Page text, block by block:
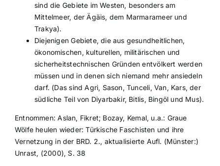
sind die Gebiete im Westen, besonders am
Mittelmeer, der Ägäis, dem Marmarameer und
Trakya).
Diejenigen Gebiete, die aus gesundheitlichen,
ökonomischen, kulturellen, militärischen und
sicherheitstechnischen Gründen entvölkert werden
müssen und in denen sich niemand mehr ansiedeln
darf. (Das sind Agri, Sason, Tunceli, Van, Kars, der
südliche Teil von Diyarbakir, Bitlis, Bingöl und Mus).
Entnommen: Aslan, Fikret; Bozay, Kemal, u.a.: Graue
Wölfe heulen wieder: Türkische Faschisten und ihre
Vernetzung in der BRD. 2., aktualisierte Aufl. (Münster:)
Unrast, (2000), S. 38